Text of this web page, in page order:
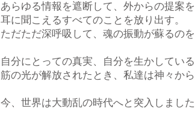
あらゆる情報を遮断して、外からの提案を
耳に聞こえるすべてのことを放り出す。
ただただ深呼吸して、魂の振動が蘇るの
自分にとっての真実、自分を生かしてい
筋の光が解放されたとき、私達は神々か
今、世界は大動乱の時代へと突入しました